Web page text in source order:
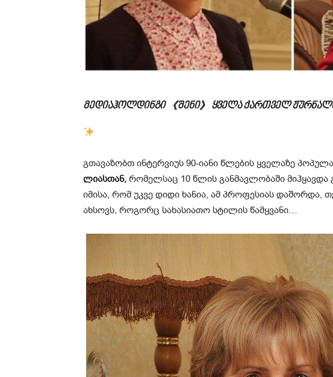
მედიაჰოლდინგი 《შენი》 ყველა ქართველ
გთავაზობთ ინტერვიუს 90-იანი წლე­ბის ყვე­ლა­ზე
ლიასთან, რომელსაც 10 წლის განმავლობაში მიჰყავდა
იმისა, რომ უკვე დიდი ხანია, ამ პროფესიას დაშორდა,
ახსოვს, როგორც სახასიათო სტილის წამყვანი…